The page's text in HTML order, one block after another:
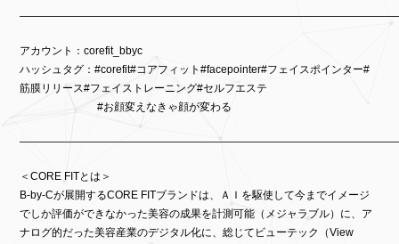
アカウント：corefit_bbyc
ハッシュタグ：#corefit#コアフィット#facepointer#フェイスポインター#
筋膜リリース#フェイストレーニング#セルフエステ
#お顔変えなきゃ顔が変わる
＜CORE FITとは＞
B-by-Cが展開するCORE FITブランドは、ＡＩを駆使して今までイメージ
でしか評価ができなかった美容の成果を計測可能（メジャラブル）に、ア
ナログ的だった美容産業のデジタル化に、総じてビューテック（View